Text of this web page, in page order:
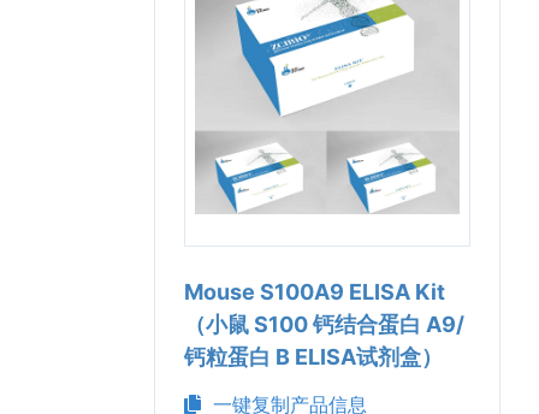
Mouse S100A9 ELISA Kit
（小鼠 S100 钙结合蛋白 A9/
钙粒蛋白 B ELISA试剂盒）
一键复制产品信息